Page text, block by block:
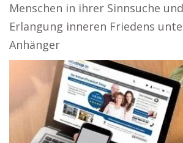
Menschen in ihrer Sinnsuche
Erlangung inneren Friedens
Anhänger